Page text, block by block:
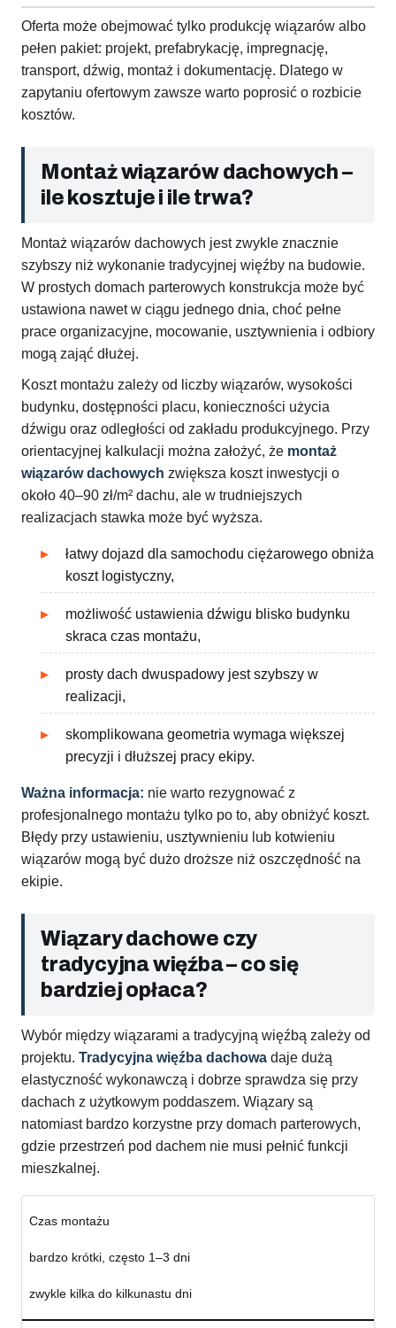
Oferta może obejmować tylko produkcję wiązarów albo
pełen pakiet: projekt, prefabrykację, impregnację,
transport, dźwig, montaż i dokumentację. Dlatego w
zapytaniu ofertowym zawsze warto poprosić o rozbicie
kosztów.
Montaż wiązarów dachowych –
ile kosztuje i ile trwa?
Montaż wiązarów dachowych jest zwykle znacznie
szybszy niż wykonanie tradycyjnej więźby na budowie.
W prostych domach parterowych konstrukcja może być
ustawiona nawet w ciągu jednego dnia, choć pełne
prace organizacyjne, mocowanie, usztywnienia i odbiory
mogą zająć dłużej.
Koszt montażu zależy od liczby wiązarów, wysokości
budynku, dostępności placu, konieczności użycia
dźwigu oraz odległości od zakładu produkcyjnego. Przy
orientacyjnej kalkulacji można założyć, że montaż
wiązarów dachowych zwiększa koszt inwestycji o
około 40–90 zł/m² dachu, ale w trudniejszych
realizacjach stawka może być wyższa.
łatwy dojazd dla samochodu ciężarowego obniża
koszt logistyczny,
możliwość ustawienia dźwigu blisko budynku
skraca czas montażu,
prosty dach dwuspadowy jest szybszy w
realizacji,
skomplikowana geometria wymaga większej
precyzji i dłuższej pracy ekipy.
Ważna informacja: nie warto rezygnować z
profesjonalnego montażu tylko po to, aby obniżyć koszt.
Błędy przy ustawieniu, usztywnieniu lub kotwieniu
wiązarów mogą być dużo droższe niż oszczędność na
ekipie.
Wiązary dachowe czy
tradycyjna więźba – co się
bardziej opłaca?
Wybór między wiązarami a tradycyjną więźbą zależy od
projektu. Tradycyjna więźba dachowa daje dużą
elastyczność wykonawczą i dobrze sprawdza się przy
dachach z użytkowym poddaszem. Wiązary są
natomiast bardzo korzystne przy domach parterowych,
gdzie przestrzeń pod dachem nie musi pełnić funkcji
mieszkalnej.
Czas montażu
bardzo krótki, często 1–3 dni
zwykle kilka do kilkunastu dni